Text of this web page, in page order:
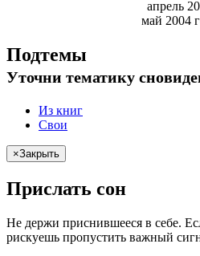
апрель
май 2004
Подтемы
Уточни тематику
Из книг
Свои
×Закрыть
Прислать сон
Не держи приснившееся в себе.
рискуешь пропустить важный